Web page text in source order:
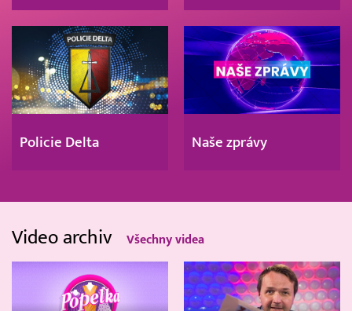
Policie Delta Naše zprávy
Video archiv Všechny videa